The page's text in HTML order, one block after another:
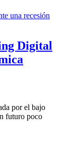
Digital
por el bajo
futuro poco